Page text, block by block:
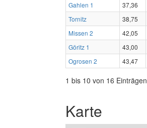
Gahlen 1
37,36
Tornitz
38,75
Missen 2
42,05
Göritz 1
43,00
Ogrosen 2
43,47
1 bis 10 von 16 Einträgen
Karte